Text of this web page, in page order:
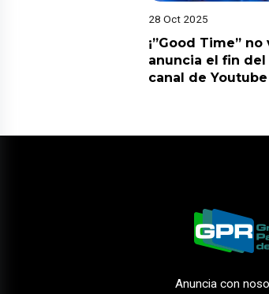
28 Oct 2025
¡”Good Time” no
anuncia el fin
canal de Youtube
Anuncia con